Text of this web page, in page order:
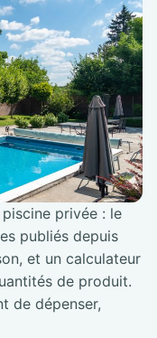
privée : le
publiés depuis
et un calculateur
de produit.
de dépenser,